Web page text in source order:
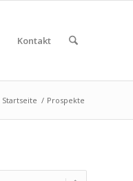
Kontakt
Startseite / Prospekte